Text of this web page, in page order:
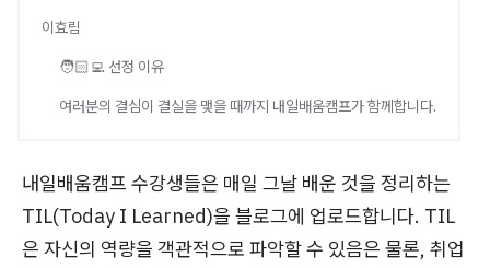
이효림
🧑🏻‍💻 선정 이유
여러분의 결심이 결실을 맺을 때까지 내일배움캠프가 함께합니다.
내일배움캠프 수강생들은 매일 그날 배운 것을 정리하는
TIL(Today I Learned)을 블로그에 업로드합니다. TIL
은 자신의 역량을 객관적으로 파악할 수 있음은 물론, 취업